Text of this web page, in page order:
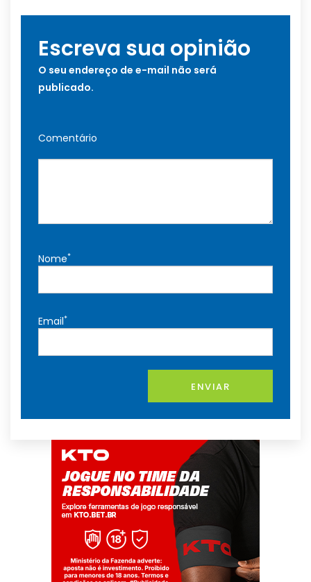
Escreva sua opinião
O seu endereço de e-mail não será
publicado.
Comentário
Nome*
Email*
ENVIAR